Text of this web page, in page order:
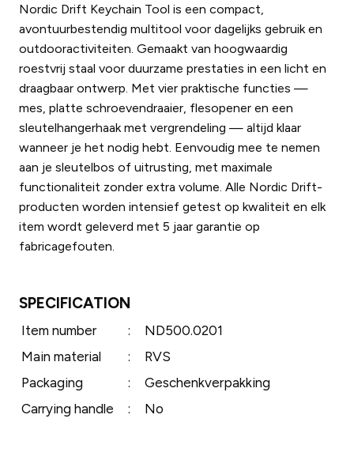
Nordic Drift Keychain Tool is een compact,
avontuurbestendig multitool voor dagelijks gebruik en
outdooractiviteiten. Gemaakt van hoogwaardig
roestvrij staal voor duurzame prestaties in een licht en
draagbaar ontwerp. Met vier praktische functies —
mes, platte schroevendraaier, flesopener en een
sleutelhangerhaak met vergrendeling — altijd klaar
wanneer je het nodig hebt. Eenvoudig mee te nemen
aan je sleutelbos of uitrusting, met maximale
functionaliteit zonder extra volume. Alle Nordic Drift-
producten worden intensief getest op kwaliteit en elk
item wordt geleverd met 5 jaar garantie op
fabricagefouten.
SPECIFICATION
Item number :
ND500.0201
Main material
:
RVS
Packaging
:
Geschenkverpakking
Carrying handle
: No